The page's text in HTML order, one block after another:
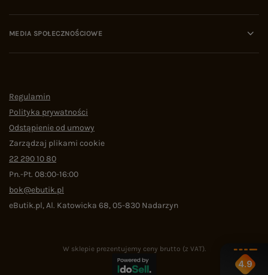
MEDIA SPOŁECZNOŚCIOWE
Regulamin
Polityka prywatności
Odstąpienie od umowy
Zarządzaj plikami cookie
22 290 10 80
Pn.-Pt. 08:00-16:00
bok@ebutik.pl
eButik.pl,Al. Katowicka 68,05-830 Nadarzyn
W sklepie prezentujemy ceny brutto (z VAT).
4.9